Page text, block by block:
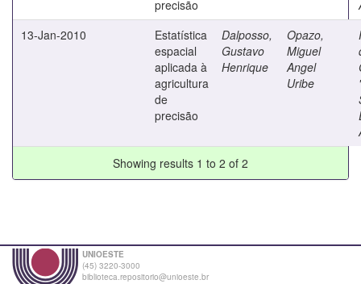
precisão
13-Jan-2010
Estatística
espacial
aplicada à
agricultura
de
precisão
Dalposso,
Gustavo
Henrique
Opazo,
Miguel
Angel
Uribe
Showing results 1 to 2 of 2
UNIOESTE
(45) 3220-3000
biblioteca.repositorio@unioeste.br